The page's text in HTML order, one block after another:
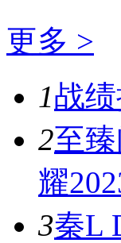
更多 >
1战
2至
耀
3秦L